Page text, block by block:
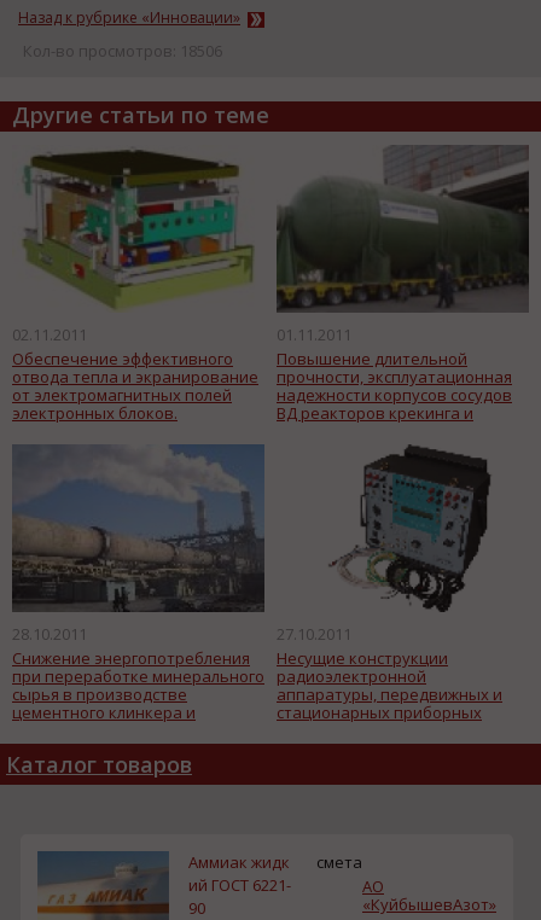
Назад к рубрике «Инновации»
Кол-во просмотров: 18506
Другие статьи по теме
02.11.2011
Обеспечение эффективного
отвода тепла и экранирование
от электромагнитных полей
электронных блоков.
01.11.2011
Повышение длительной
прочности, эксплуатационная
надежности корпусов сосудов
ВД реакторов крекинга и
28.10.2011
Снижение энергопотребления
при переработке минерального
сырья в производстве
цементного клинкера и
27.10.2011
Несущие конструкции
радиоэлектронной
аппаратуры, передвижных и
стационарных приборных
Каталог товаров
Аммиак жидк
ий ГОСТ 6221-
90
смета
АО
«КуйбышевАзот»